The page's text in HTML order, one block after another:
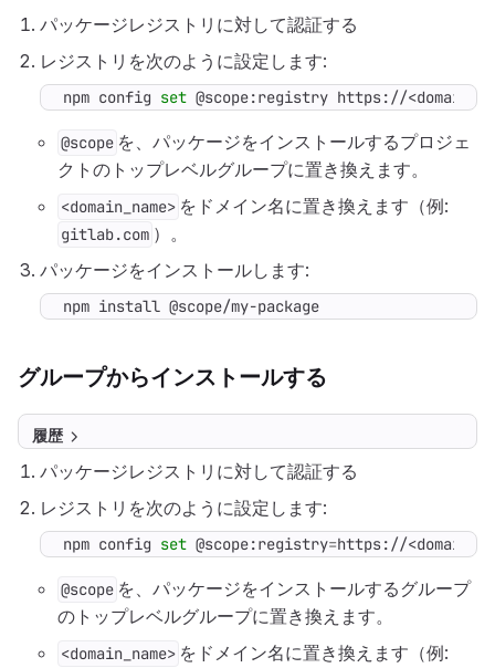
パッケージレジストリに対して認証する
レジストリを次のように設定します:
npm config set @scope:registry https://
@scope を、パッケージをインストールするプロジェ
クトのトップレベルグループに置き換えます。
<domain_name> をドメイン名に置き換えます（例:
gitlab.com ）。
パッケージをインストールします:
npm install @scope/my-package
グループからインストールする
履歴
パッケージレジストリに対して認証する
レジストリを次のように設定します:
npm config set @scope:registry=https://
@scope を、パッケージをインストールするグループ
のトップレベルグループに置き換えます。
<domain_name> をドメイン名に置き換えます（例: